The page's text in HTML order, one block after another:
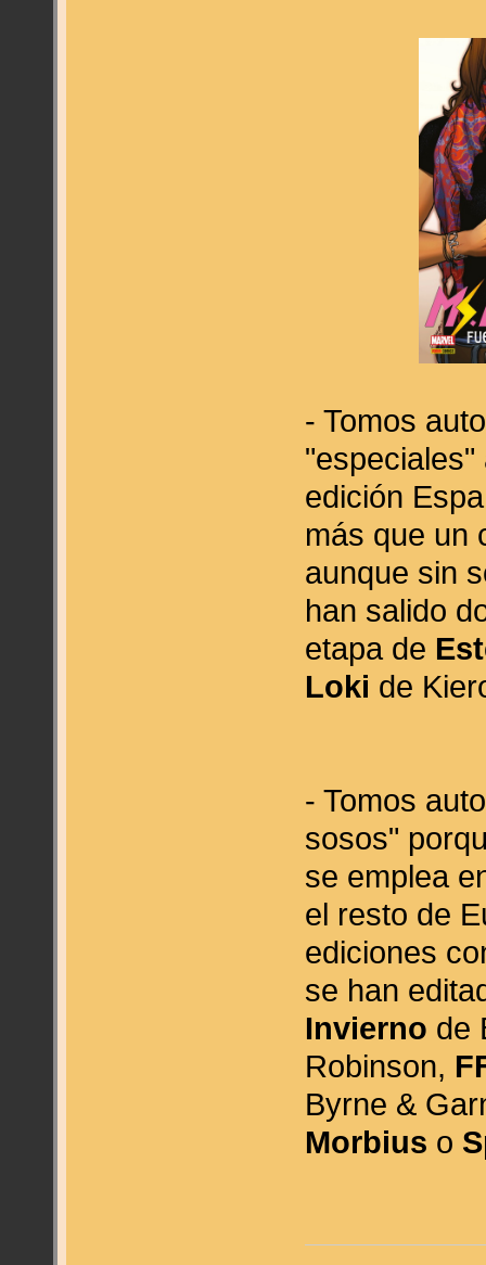
- Tomos
"especiales"
edición
más que un
aunque sin
han salido
etapa de
Loki de
- Tomos
sosos"
se emplea
el resto de
ediciones
se han
Invierno de
Robinson,
Byrne &
Morbius o